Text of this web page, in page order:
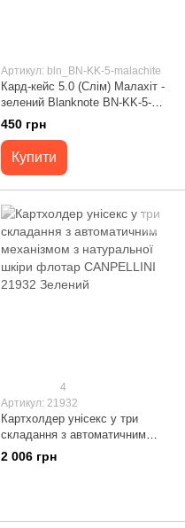
Артикул: bln_BN-KK-5-malachite
Кард-кейс 5.0 (Слім) Малахіт -
зелений Blanknote BN-KK-5-
malachite
450 грн
Купити
4
Артикул: 21932
Картхолдер унісекс у три
складання з автоматичним
механізмом з натуральної
шкіри флотар CANPELLINI
2 006 грн